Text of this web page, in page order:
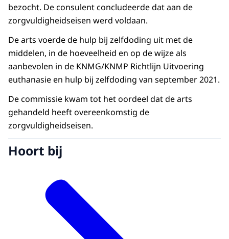
bezocht. De consulent concludeerde dat aan de
zorgvuldigheidseisen werd voldaan.
De arts voerde de hulp bij zelfdoding uit met de
middelen, in de hoeveelheid en op de wijze als
aanbevolen in de KNMG/KNMP Richtlijn Uitvoering
euthanasie en hulp bij zelfdoding van september 2021.
De commissie kwam tot het oordeel dat de arts
gehandeld heeft overeenkomstig de
zorgvuldigheidseisen.
Hoort bij